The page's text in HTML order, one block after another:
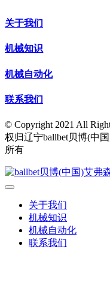
关于我们
机械知识
机械自动化
联系我们
© Copyright 2021 All
权归辽宁ballbet贝博(中
所有
关于我们
机械知识
机械自动化
联系我们